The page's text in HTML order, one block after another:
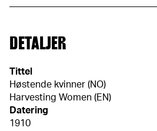
DETALJER
Tittel
Høstende kvinner (NO)
Harvesting Women (EN)
Datering
1910